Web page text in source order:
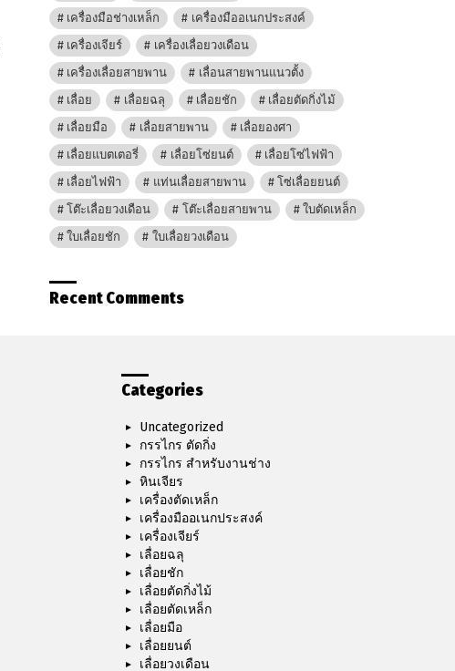
เครื่องมือช่างเหล็ก
เครื่องมืออเนกประสงค์
เครื่องเจียร์
เครื่องเลื่อยวงเดือน
เครื่องเลื่อยสายพาน
เลื่อนสายพานแนวตั้ง
เลื่อย
เลื่อยฉลุ เลื่อยชัก
เลื่อยตัดกิ่งไม้
เลื่อยมือ
เลื่อยสายพาน
เลื่อยองศา
เลื่อยแบตเตอรี่
เลื่อยโซ่ยนต์
เลื่อยโซ่ไฟฟ้า
เลื่อยไฟฟ้า
แท่นเลื่อยสายพาน
โซ่เลื่อยยนต์
โต๊ะเลื่อยวงเดือน
โต๊ะเลื่อยสายพาน
ใบตัดเหล็ก
ใบเลื่อยชัก
ใบเลื่อยวงเดือน
Recent Comments
Categories
Uncategorized
กรรไกร ตัดกิ่ง
กรรไกร สำหรับงานช่าง
หินเจียร
เครื่องตัดเหล็ก
เครื่องมืออเนกประสงค์
เครื่องเจียร์
เลื่อยฉลุ
เลื่อยชัก
เลื่อยตัดกิ่งไม้
เลื่อยตัดเหล็ก
เลื่อยมือ
เลื่อยยนต์
เลื่อยวงเดือน